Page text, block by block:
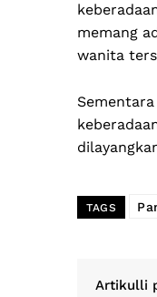
memang
wanita
TAGS
Artikulli